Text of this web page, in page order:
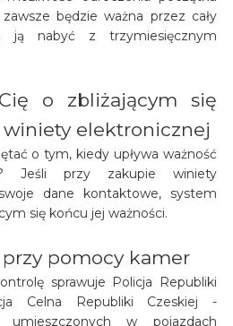
będzie ważna przez cały
ją nabyć z trzymiesięcznym
o zbliżającym się
elektronicznej
o tym, kiedy upływa ważność
Jeśli przy zakupie winiety
dane kontaktowe, system
się końcu jej ważności.
pomocy kamer
sprawuje Policja Republiki
Celna Republiki Czeskiej -
w pojazdach